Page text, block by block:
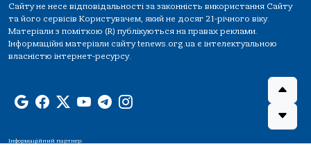
Сайту не несе відповідальності за законність використання Сайту
та його сервісів Користувачем, який не досяг 21-річного віку.
Матеріали з поміткою (R) публікуються на правах реклами.
Інформаційні матеріали сайту tenews.org.ua є інтелектуальною
власністю інтернет-ресурсу.
Інформаційний партнер: